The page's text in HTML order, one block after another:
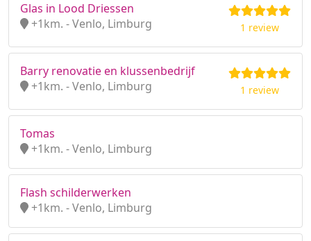
Glas in Lood Driessen
+1km. - Venlo, Limburg
1 review
Barry renovatie en klussenbedrijf
+1km. - Venlo, Limburg
1 review
Tomas
+1km. - Venlo, Limburg
Flash schilderwerken
+1km. - Venlo, Limburg